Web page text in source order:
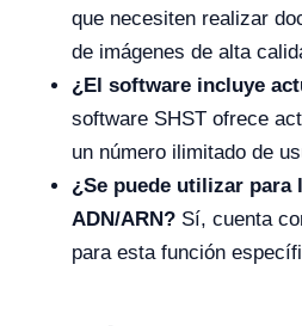
que necesiten realizar
de imágenes de alta
¿El software incluye
software SHST ofrece
un número ilimitado de
¿Se puede utilizar para
ADN/ARN? Sí, cuenta
para esta función